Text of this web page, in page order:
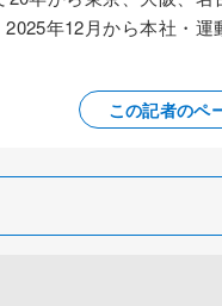
年12月から本社・
この記者のペ